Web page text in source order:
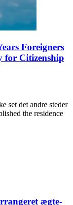
Foreigners
for Citizenship
set det andre steder
the residence
ægte­